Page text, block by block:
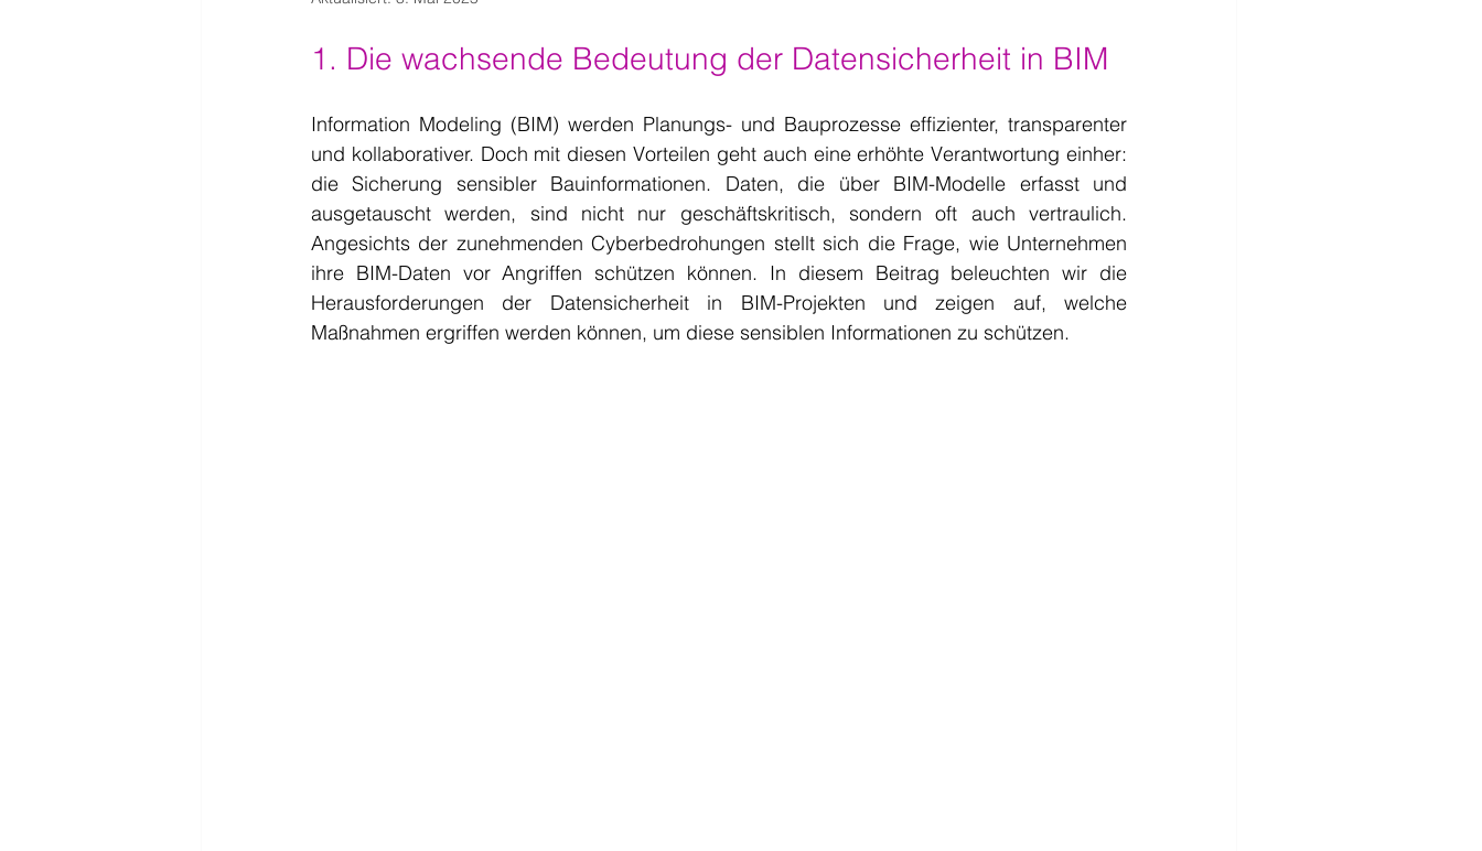
1. Die wachsende Bedeutung der Datensicherheit in BIM
Information Modeling (BIM) werden Planungs- und Bauprozesse effizienter, transparenter
und kollaborativer. Doch mit diesen Vorteilen geht auch eine erhöhte Verantwortung einher:
die Sicherung sensibler Bauinformationen. Daten, die über BIM-Modelle erfasst und
ausgetauscht werden, sind nicht nur geschäftskritisch, sondern oft auch vertraulich.
Angesichts der zunehmenden Cyberbedrohungen stellt sich die Frage, wie Unternehmen
ihre BIM-Daten vor Angriffen schützen können. In diesem Beitrag beleuchten wir die
Herausforderungen der Datensicherheit in BIM-Projekten und zeigen auf, welche
Maßnahmen ergriffen werden können, um diese sensiblen Informationen zu schützen.